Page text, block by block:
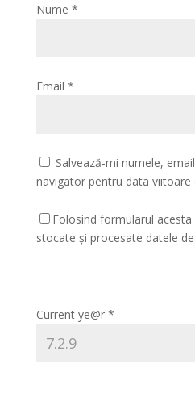
Nume *
Email *
Salvează-mi numele,
navigator pentru data viitoare
Folosind formularul
stocate și procesate datele
Current ye@r *